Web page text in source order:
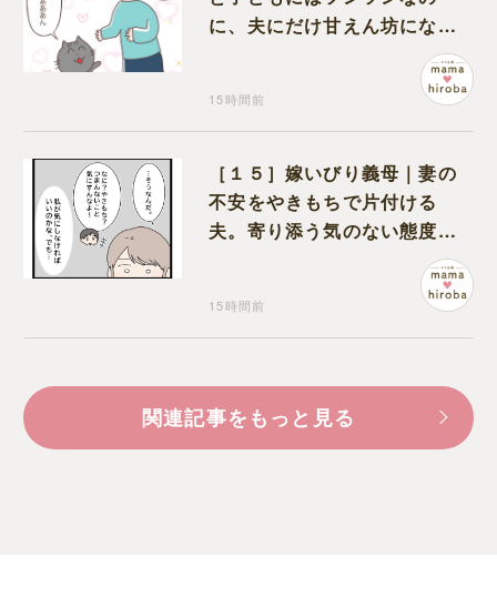
に、夫にだけ甘えん坊になる
15時間前
［１５］嫁いびり義母｜妻の
不安をやきもちで片付ける
夫。寄り添う気のない態度に
15時間前
関連記事をもっと見る